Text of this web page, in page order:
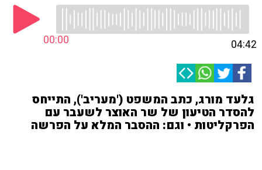
00:00 04:42
גלעד מורג, כתב המשפט ('מעריב'), התייחס
להסדר הטיעון של שר האוצר לשעבר עם
הפרקליטות • וגם: ההסבר המלא על הפרשה